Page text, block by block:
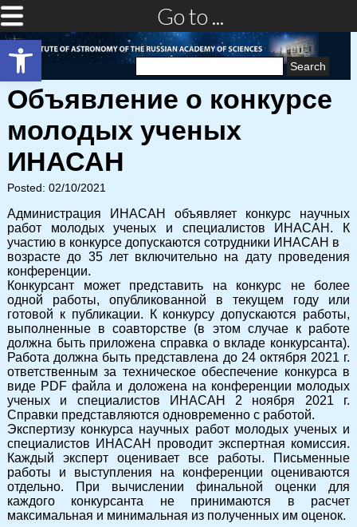
Open toolbar
Go to ...
Search
Объявление о конкурсе
молодых ученых
ИНАСАН
Posted: 02/10/2021
Администрация ИНАСАН объявляет конкурс научных
работ молодых ученых и специалистов ИНАСАН. К
участию в конкурсе допускаются сотрудники ИНАСАН в
возрасте до 35 лет включительно на дату проведения
конференции.
Конкурсант может представить на конкурс не более
одной работы, опубликованной в текущем году или
готовой к публикации. К конкурсу допускаются работы,
выполненные в соавторстве (в этом случае к работе
должна быть приложена справка о вкладе конкурсанта).
Работа должна быть представлена до 24 октября 2021 г.
ответственным за техническое обеспечение конкурса в
виде PDF файла и доложена на конференции молодых
ученых и специалистов ИНАСАН 2 ноября 2021 г.
Справки представляются одновременно с работой.
Экспертизу конкурса научных работ молодых ученых и
специалистов ИНАСАН проводит экспертная комиссия.
Каждый эксперт оценивает все работы. Письменные
работы и выступления на конференции оцениваются
отдельно. При вычислении финальной оценки для
каждого конкурсанта не принимаются в расчет
максимальная и минимальная из полученных им оценок.